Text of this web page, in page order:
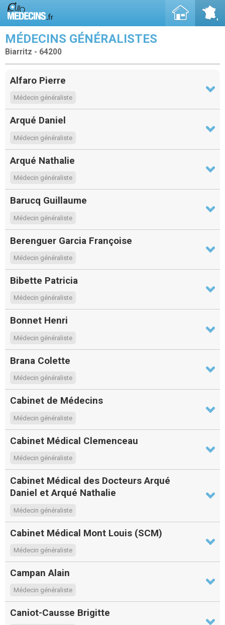
MÉDECINS GÉNÉRALISTES
Biarritz - 64200
Alfaro Pierre
Médecin généraliste
Arqué Daniel
Médecin généraliste
Arqué Nathalie
Médecin généraliste
Barucq Guillaume
Médecin généraliste
Berenguer Garcia Françoise
Médecin généraliste
Bibette Patricia
Médecin généraliste
Bonnet Henri
Médecin généraliste
Brana Colette
Médecin généraliste
Cabinet de Médecins
Médecin généraliste
Cabinet Médical Clemenceau
Médecin généraliste
Cabinet Médical des Docteurs Arqué
Daniel et Arqué Nathalie
Médecin généraliste
Cabinet Médical Mont Louis (SCM)
Médecin généraliste
Campan Alain
Médecin généraliste
Caniot-Causse Brigitte